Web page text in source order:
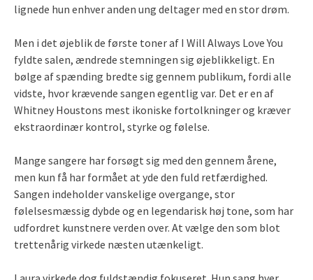
lignede hun enhver anden ung deltager med en stor drøm.
Men i det øjeblik de første toner af I Will Always Love You
fyldte salen, ændrede stemningen sig øjeblikkeligt. En
bølge af spænding bredte sig gennem publikum, fordi alle
vidste, hvor krævende sangen egentlig var. Det er en af
Whitney Houstons mest ikoniske fortolkninger og kræver
ekstraordinær kontrol, styrke og følelse.
Mange sangere har forsøgt sig med den gennem årene,
men kun få har formået at yde den fuld retfærdighed.
Sangen indeholder vanskelige overgange, stor
følelsesmæssig dybde og en legendarisk høj tone, som har
udfordret kunstnere verden over. At vælge den som blot
trettenårig virkede næsten utænkeligt.